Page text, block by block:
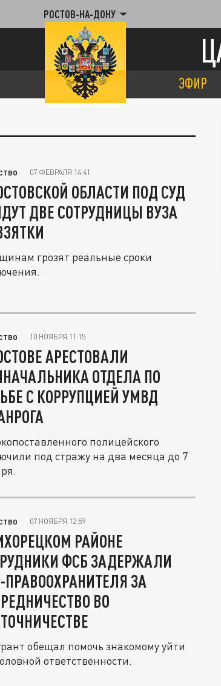
РОСТОВ-НА-ДОНУ
ЭФИР
07 ФЕВРАЛЯ 14:41
ОБЛАСТИ ПОД СУД
ДВЕ СОТРУДНИЦЫ ВУЗА
грозят реальные сроки
10 НОЯБРЯ 11:15
АРЕСТОВАЛИ
ОТДЕЛА ПО
С КОРРУПЦИЕЙ УМВД
полицейского
под стражу на два месяца до 7
07 НОЯБРЯ 12:59
РАЙОНЕ
ФСБ ЗАДЕРЖАЛИ
ПРАВООХРАНИТЕЛЯ ЗА
ВО
обещал помочь знакомому уйти
ответственности.